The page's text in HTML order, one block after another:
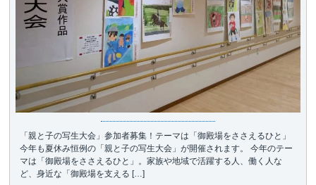
「親と子の写生大会」参加者募集！テーマは「御殿場をささえるひと」
今年も夏休み恒例の「親と子の写生大会」が開催されます。 今年のテー
マは「御殿場をささえるひと」。家族や地域で活躍する人、働く人な
ど、身近な「御殿場を支える […]